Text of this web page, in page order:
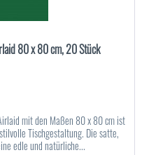
80 x 80 cm, 20 Stück
mit den Maßen 80 x 80 cm ist
Tischgestaltung. Die satte,
edle und natürliche...